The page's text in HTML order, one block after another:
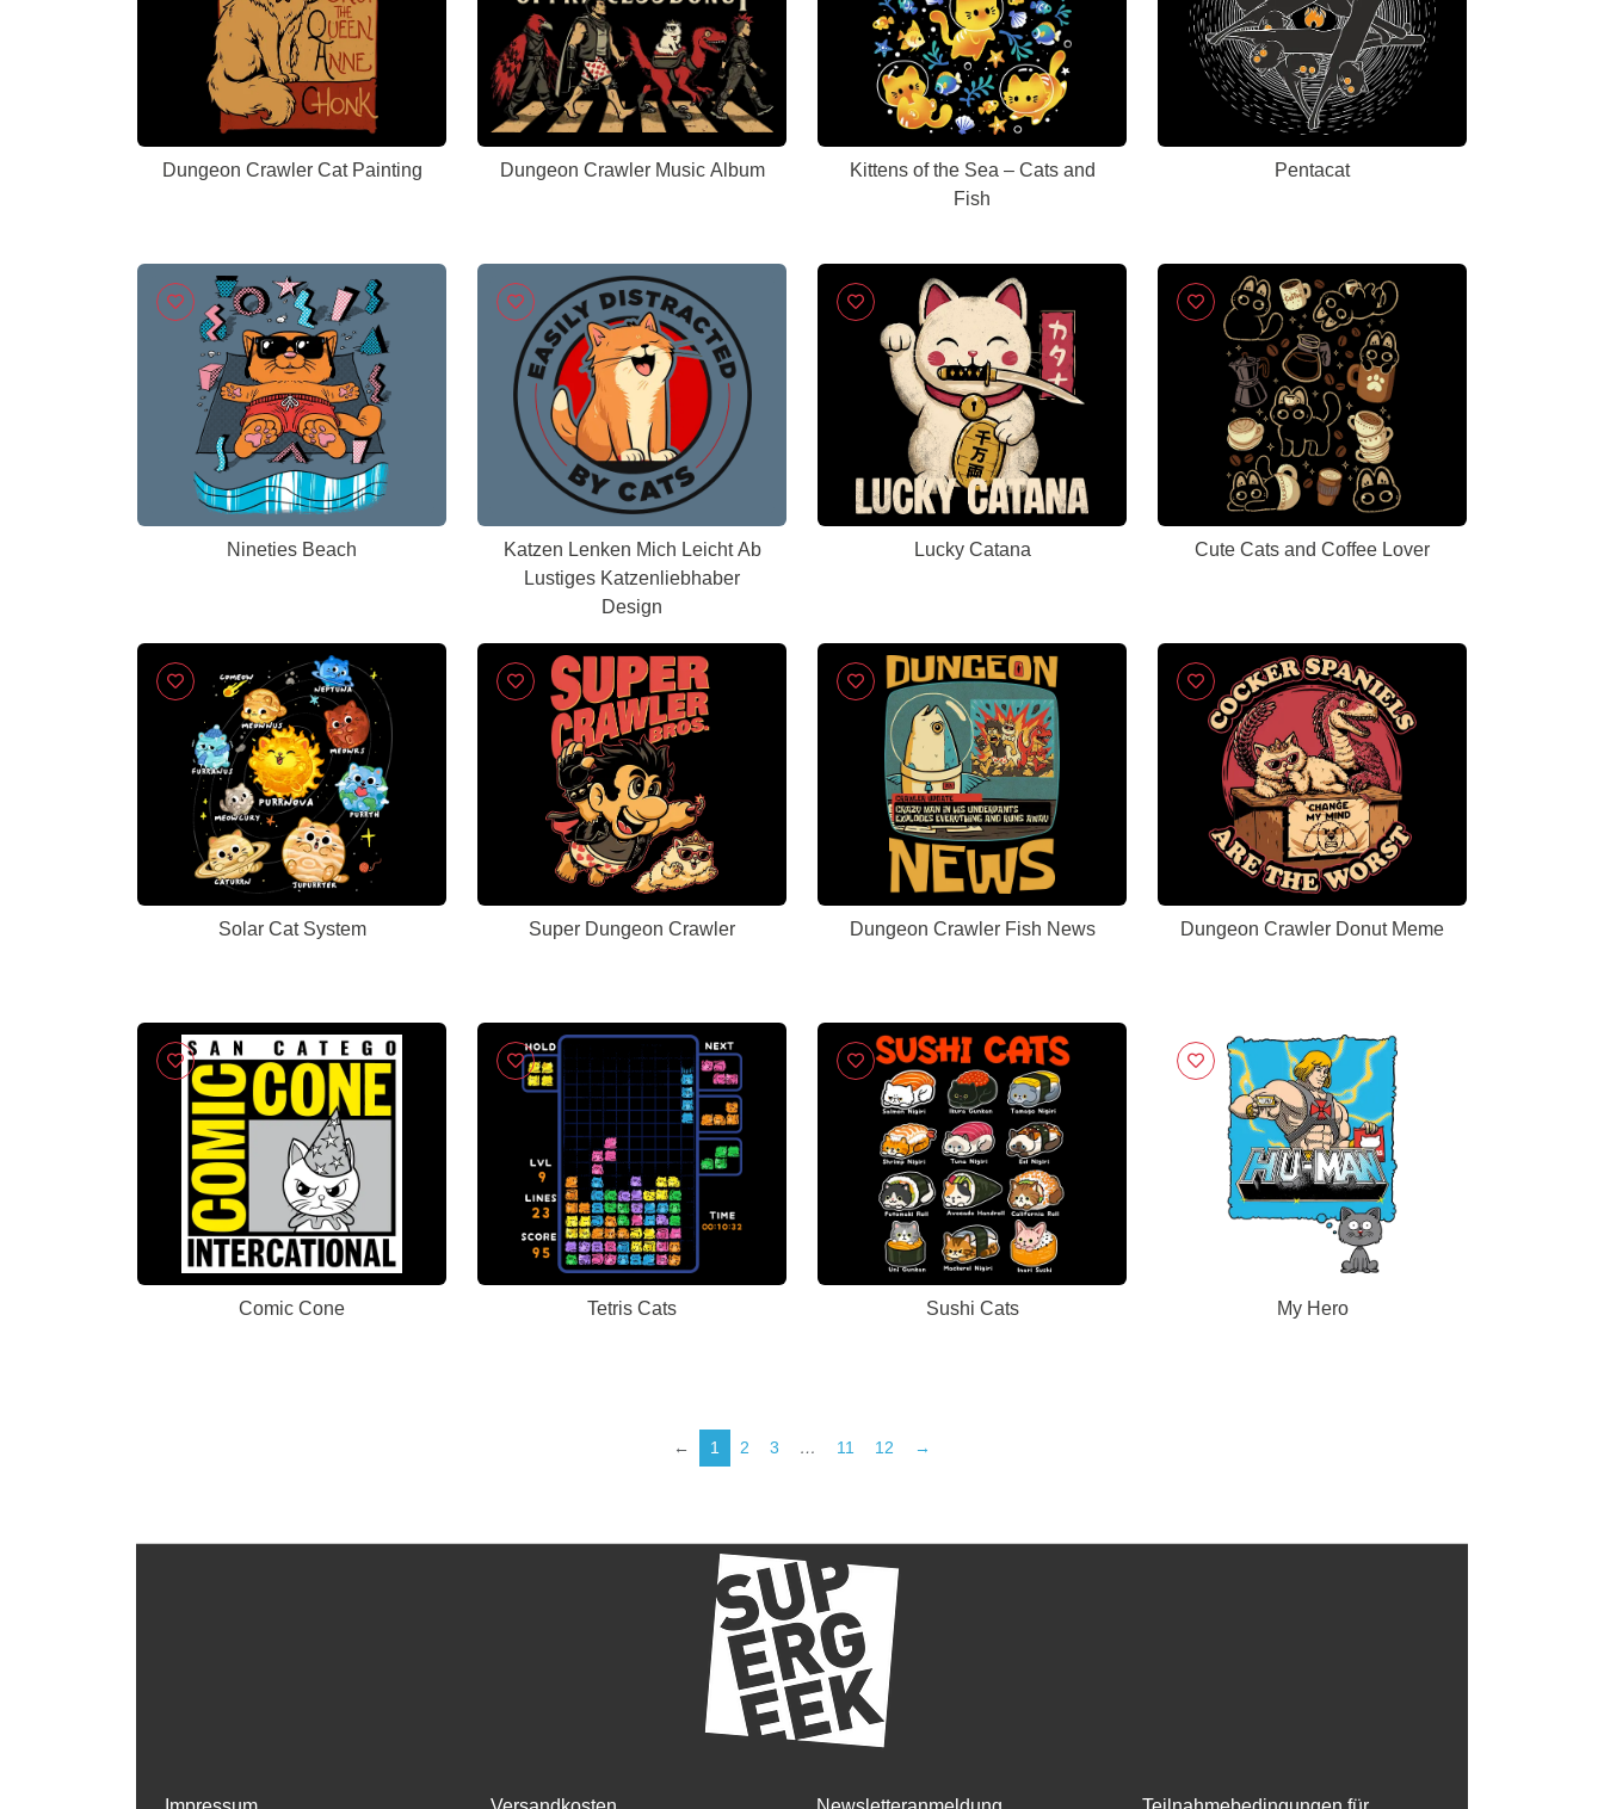
Dungeon Crawler Cat Painting Dungeon Crawler Music Album
Kittens of the Sea – Cats and
Fish
Pentacat
Nineties Beach
Katzen Lenken Mich Leicht Ab
Lustiges Katzenliebhaber
Design
Lucky Catana Cute Cats and Coffee Lover
Solar Cat System Super Dungeon Crawler Dungeon Crawler Fish News Dungeon Crawler Donut Meme
Comic Cone Tetris Cats Sushi Cats My Hero
← 1 2 3 … 11 12 →